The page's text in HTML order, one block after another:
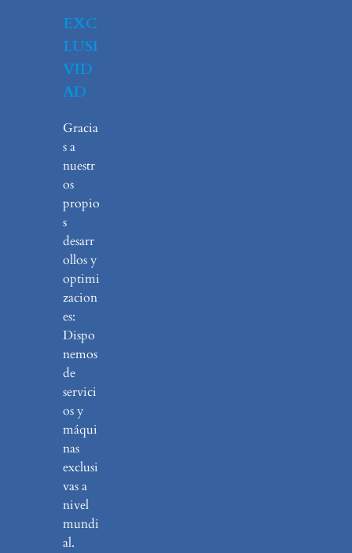
EXC
LUSI
VID
AD
Gracia
s a
nuestr
os
propio
s
desarr
ollos y
optimi
zacion
es:
Dispo
nemos
de
servici
os y
máqui
nas
exclusi
vas a
nivel
mundi
al.